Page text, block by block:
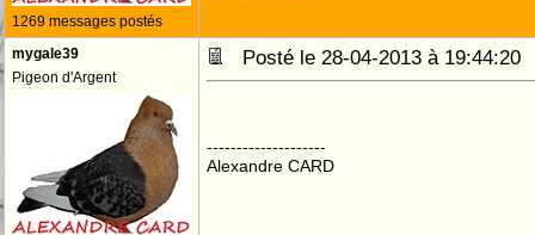
1269 messages postés
mygale39
Pigeon d'Argent
Posté le 28-04-2013 à
--------------------
Alexandre CARD